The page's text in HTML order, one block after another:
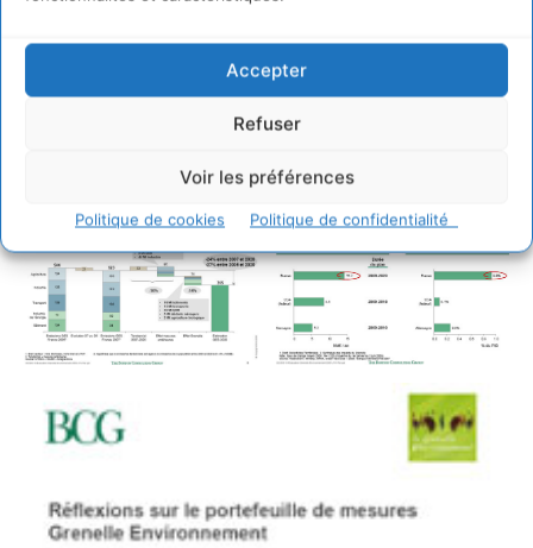
Accepter
Refuser
Voir les préférences
Politique de cookies Politique de confidentialité